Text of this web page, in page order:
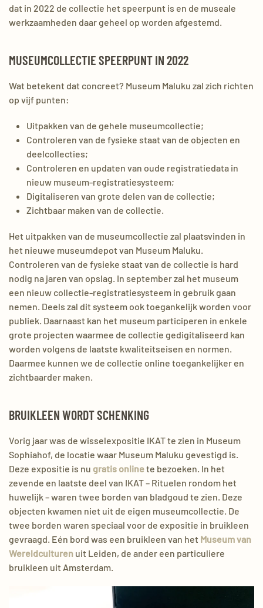
dat in 2022 de collectie het speerpunt is en de museale
werkzaamheden daar geheel op worden afgestemd.
MUSEUMCOLLECTIE SPEERPUNT IN 2022
Wat betekent dat concreet? Museum Maluku zal zich richten
op vijf punten:
Uitpakken van de gehele museumcollectie;
Controleren van de fysieke staat van de objecten en
deelcollecties;
Controleren en updaten van oude registratiedata in
nieuw museum-registratiesysteem;
Digitaliseren van grote delen van de collectie;
Zichtbaar maken van de collectie.
Het uitpakken van de museumcollectie zal plaatsvinden in
het nieuwe museumdepot van Museum Maluku.
Controleren van de fysieke staat van de collectie is hard
nodig na jaren van opslag. In september zal het museum
een nieuw collectie-registratiesysteem in gebruik gaan
nemen. Deels zal dit systeem ook toegankelijk worden voor
publiek. Daarnaast kan het museum participeren in enkele
grote projecten waarmee de collectie gedigitaliseerd kan
worden volgens de laatste kwaliteitseisen en normen.
Daarmee kunnen we de collectie online toegankelijker en
zichtbaarder maken.
BRUIKLEEN WORDT SCHENKING
Vorig jaar was de wisselexpositie IKAT te zien in Museum
Sophiahof, de locatie waar Museum Maluku gevestigd is.
Deze expositie is nu gratis onlinete bezoeken. In het
zevende en laatste deel van IKAT – Rituelen rondom het
huwelijk – waren twee borden van bladgoud te zien. Deze
objecten kwamen niet uit de eigen museumcollectie. De
twee borden waren speciaal voor de expositie in bruikleen
gevraagd. Eén bord was een bruikleen van het Museum van
Wereldculturen uit Leiden, de ander een particuliere
bruikleen uit Amsterdam.